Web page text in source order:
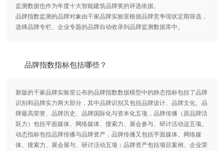
监测数据也作为年度十大智能建筑品牌奖的评选依据。
品牌指数监测的品牌对象由千家品牌实验室根据品牌竞争现状定期筛选，
选择品牌专栏、企业专题的品牌自动收录到品牌监测数据库中。
品牌指数指标包括哪些？
新版的千家品牌实验室公布的品牌指数数据模型中的静态指标包括了品牌
识别和品牌实力两大部分，其中品牌识别又包括品牌设计、品牌文化、品
牌最高荣誉、品牌历史、品牌国际化与资本化五项，品牌传播（原品牌活
跃力）包括平面媒体、网络媒体、搜索力、展会参与、研讨活动这五项。
动态指标包括品牌传播与品牌资产，品牌传播又包括平面媒体、网络媒
体、搜索力、展会展与、研讨活动五项；品牌资产包括项目案例、企业荣